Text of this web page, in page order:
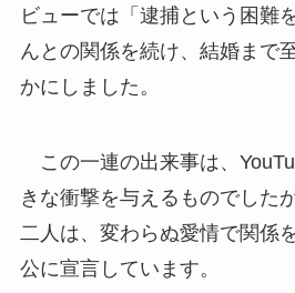
ビューでは「逮捕という困難
んとの関係を続け、結婚まで
かにしました。
この一連の出来事は、
きな衝撃を与えるものでした
二人は、変わらぬ愛情で関係
公に宣言しています。